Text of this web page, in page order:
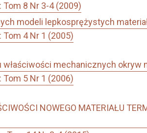
8 Nr 3-4 (2009)
modeli lepkosprężystych
4 Nr 1 (2005)
mechanicznych okryw
5 Nr 1 (2006)
NOWEGO MATERIAŁU